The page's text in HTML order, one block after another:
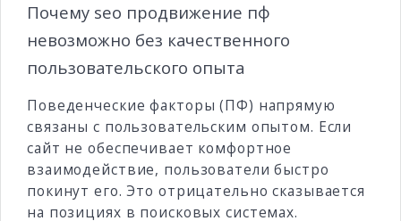
Почему seo продвижение пф
невозможно без качественного
пользовательского опыта
Поведенческие факторы (ПФ) напрямую
связаны с пользовательским опытом. Если
сайт не обеспечивает комфортное
взаимодействие, пользователи быстро
покинут его. Это отрицательно сказывается
на позициях в поисковых системах.